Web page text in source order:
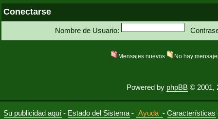
Conectarse
Nombre de Usuario:
Mensajes nuevos No hay
Powered by phpBB © 2001,
Su publicidad aquí - Estado del Sistema - Ayuda -Características